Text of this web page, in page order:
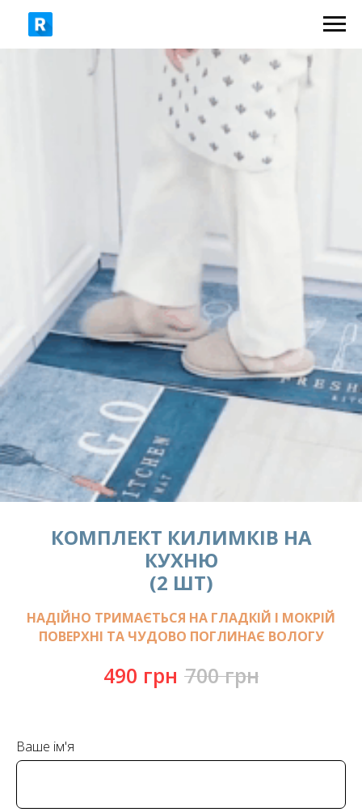
КОМПЛЕКТ КИЛИМКІВ НА
КУХНЮ
(2 ШТ)
НАДІЙНО ТРИМАЄТЬСЯ НА ГЛАДКІЙ І МОКРІЙ
ПОВЕРХНІ ТА ЧУДОВО ПОГЛИНАЄ ВОЛОГУ
490 грн 700 грн
Ваше ім'я